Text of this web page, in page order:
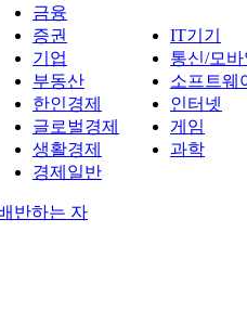
금융
증권
기업
부동산
한인경제
글로벌경제
생활경제
경제일반
IT기기
통신/모
소프트웨
인터넷
게임
과학
반하는 자